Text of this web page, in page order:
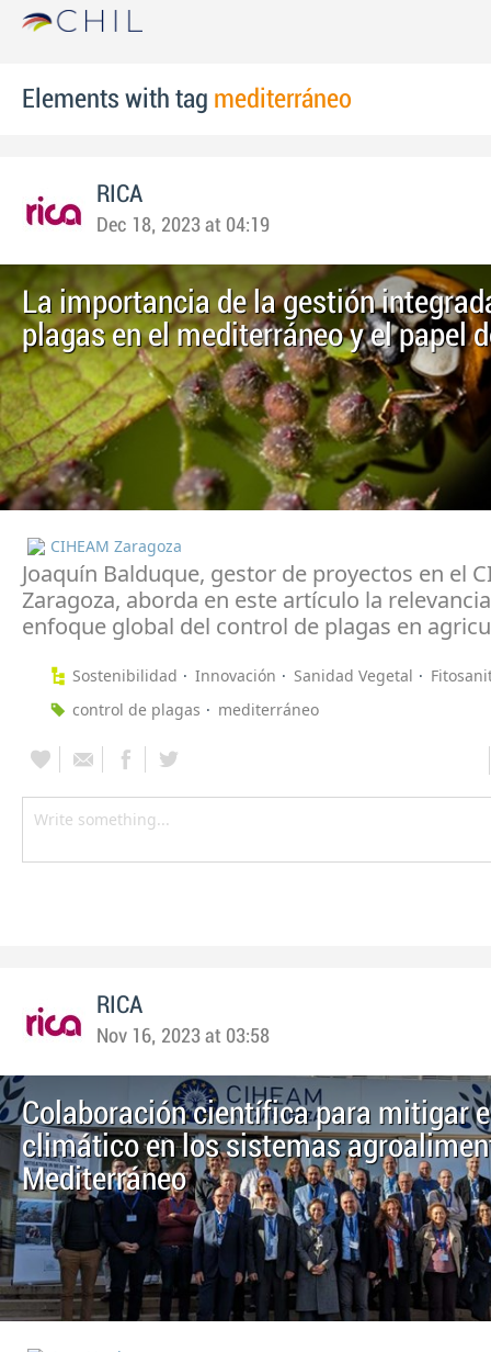
Elements with tag mediterráneo
RICA
Dec 18, 2023 at 04:19
La importancia de la gestión
plagas en el mediterráneo y el papel
CIHEAM Zaragoza
Joaquín Balduque, gestor de proyectos en el
Zaragoza, aborda en este artículo la
enfoque global del control de plagas en
Sostenibilidad Innovación Sanidad Vegetal
control de plagas
mediterráneo
RICA
Nov 16, 2023 at 03:58
Colaboración científica para mitigar
climático en los sistemas
Mediterráneo